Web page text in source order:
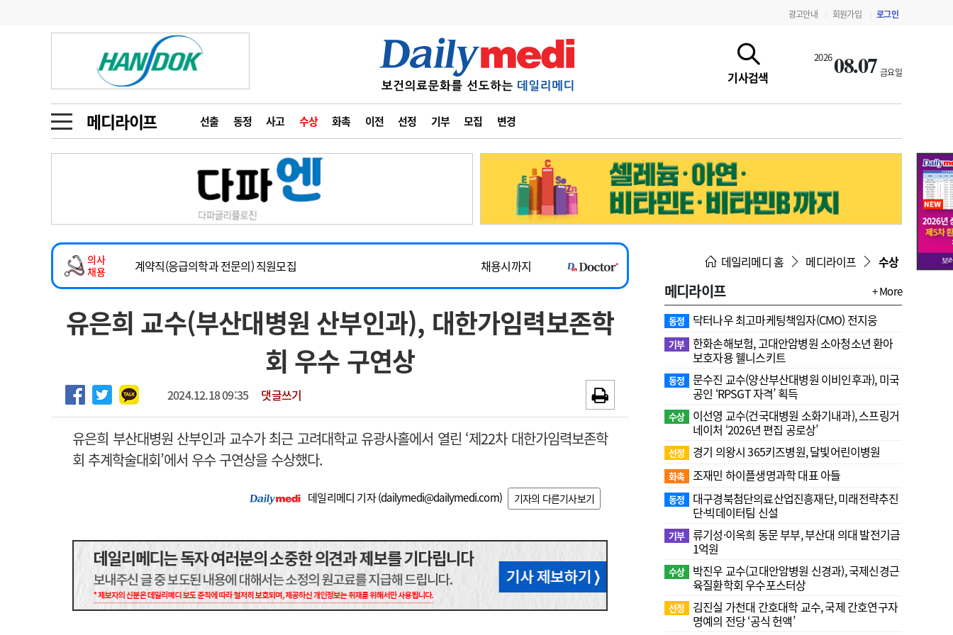
광고안내 회원가입 로그인
기사검색
202608.07 금요일
메디라이프 선출 동정 사고 수상 화촉 이전 선정 기부 모집 변경
금주의 검색어
1
의사인력 수급 추계
2
성분명 처방
3
AI의료
4
전공의 모집 결과
6
관리급여 실시
지필공 지원책
수련환경 개선
의과대학 입시
인사 사고
오피니언 수첩
인물 피플
동영상뉴스
포토뉴스
메디 Hospital 지역병원 중소병원
인포메이션 행정처분 판례 정책/통계 공시 지침·기준·평가 약제급여 심사 결과
고객센터 회사소개 법적고지 광고안내
의사
채용
2026년 하반기 인턴 모집
~2026-08-31
마취통증의학과 임기제 임상의사 채용
채용시까지
계약직(응급의학과 전문의) 직원모집
채용시까지
하반기 전공의(레지던트1년차) 모집
~2026-08-15
2026년 하반기 인턴 모집
~2026-08-31
마취통증의학과 임기제 임상의사 채용
유은희 교수(부산대병원 산부인과), 대한가임력보존학
회 우수 구연상
2024.12.18 09:35 댓글쓰기
유은희 부산대병원 산부인과 교수가 최근 고려대학교 유광사홀에서 열린 ‘제22차 대한가임력보존학
회 추계학술대회’에서 우수 구연상을 수상했다.
데일리메디 기자 (dailymedi@dailymedi.com) 기자의 다른기사보기
데일리메디 홈 메디라이프 수상
메디라이프 + More
동정 닥터나우 최고마케팅책임자(CMO) 전지웅
기부 한화손해보험, 고대안암병원 소아청소년 환아
보호자용 웰니스키트
동정
문수진 교수( 양산부산대병원 이비인후과), 미국
공인 ‘RPSGT 자격’ 획득
수상
이선영 교수(건국대병원 소화기내과), 스프링거
네이처 ‘2026년 편집 공로상’
선정 경기 의왕시 365키즈병원, 달빛어린이병원
화촉 조재민 하이플생명과학 대표 아들
동정
대구경북첨단의료산업진흥재단, 미래전략추진
단·빅데이터팀 신설
기부 류기성·이옥희 동문 부부, 부산대 의대 발전기금
1억원
수상
박진우 교수(고대안암병원 신경과), 국제신경근
육질환학회 우수포스터상
선정
김진실 가천대 간호대학 교수, 국제 간호연구자
명예의 전당 ‘공식 헌액’